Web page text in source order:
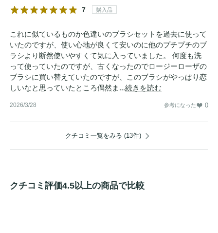
7 購入品
これに似ているものか色違いのブラシセットを過去に使って
いたのですが、使い心地が良くて安いのに他のプチプチのブ
ラシより断然使いやすくて気に入っていました。 何度も洗
って使っていたのですが、古くなったのでロージーローザの
ブラシに買い替えていたのですが、このブラシがやっぱり恋
しいなと思っていたところ偶然ま...続きを読む
2026/3/28 参考になった 0
クチコミ一覧をみる (13件)
クチコミ評価4.5以上の商品で比較